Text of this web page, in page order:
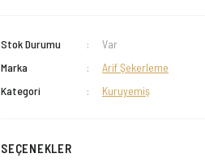
Stok Durumu
Var
Marka
Arif Şekerleme
Kategori
Kuruyemiş
SEÇENEKLER